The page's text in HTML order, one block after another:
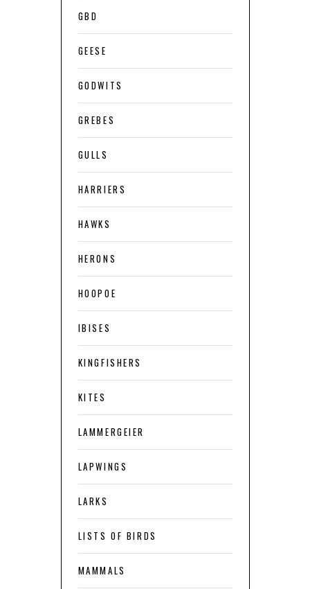
GBD
GEESE
GODWITS
GREBES
GULLS
HARRIERS
HAWKS
HERONS
HOOPOE
IBISES
KINGFISHERS
KITES
LAMMERGEIER
LAPWINGS
LARKS
LISTS OF BIRDS
MAMMALS